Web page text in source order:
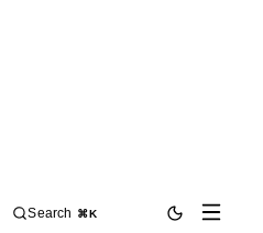
Search ⌘K